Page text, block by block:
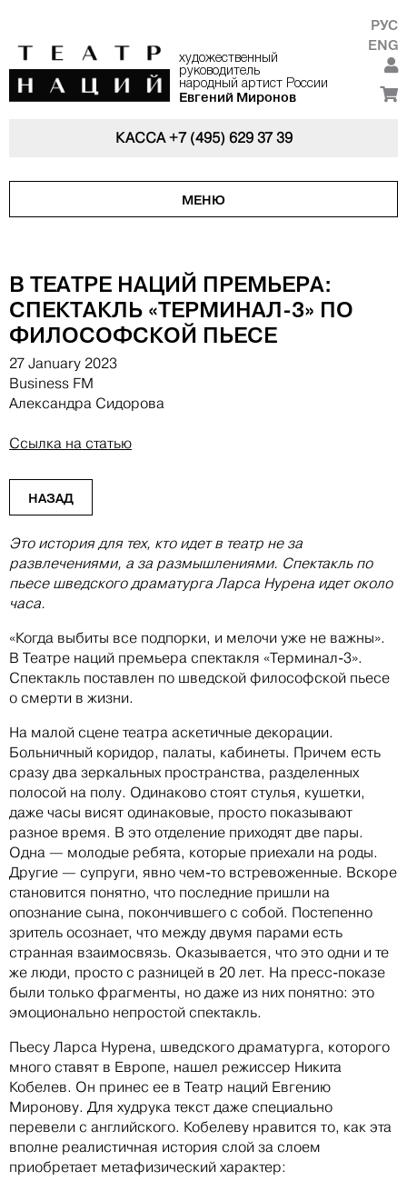
художественный
руководитель
народный артист России
Евгений Миронов
РУС
ENG
КАССА+7 (495) 629 37 39
МЕНЮ
В ТЕАТРЕ НАЦИЙ ПРЕМЬЕРА:
СПЕКТАКЛЬ «ТЕРМИНАЛ-3» ПО
ФИЛОСОФСКОЙ ПЬЕСЕ
27 January 2023
Business FM
Александра Сидорова
Ссылка на статью
НАЗАД
Это история для тех, кто идет в театр не за
развлечениями, а за размышлениями. Спектакль по
пьесе шведского драматурга Ларса Нурена идет около
часа.
«Когда выбиты все подпорки, и мелочи уже не важны».
В Театре наций премьера спектакля «Терминал-3».
Спектакль поставлен по шведской философской пьесе
о смерти в жизни.
На малой сцене театра аскетичные декорации.
Больничный коридор, палаты, кабинеты. Причем есть
сразу два зеркальных пространства, разделенных
полосой на полу. Одинаково стоят стулья, кушетки,
даже часы висят одинаковые, просто показывают
разное время. В это отделение приходят две пары.
Одна — молодые ребята, которые приехали на роды.
Другие — супруги, явно чем-то встревоженные. Вскоре
становится понятно, что последние пришли на
опознание сына, покончившего с собой. Постепенно
зритель осознает, что между двумя парами есть
странная взаимосвязь. Оказывается, что это одни и те
же люди, просто с разницей в 20 лет. На пресс-показе
были только фрагменты, но даже из них понятно: это
эмоционально непростой спектакль.
Пьесу Ларса Нурена, шведского драматурга, которого
много ставят в Европе, нашел режиссер Никита
Кобелев. Он принес ее в Театр наций Евгению
Миронову. Для худрука текст даже специально
перевели с английского. Кобелеву нравится то, как эта
вполне реалистичная история слой за слоем
приобретает метафизический характер: